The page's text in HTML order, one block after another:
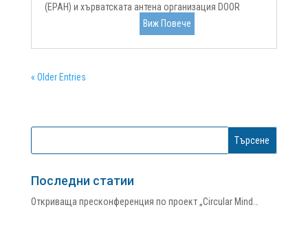
(EPAH) и хърватската антена организация DOOR
организират второ събитие за експерти в рамките на
2025 г., което ще се проведе онлайн на 30
Виж Повече
« Older Entries
Последни статии
Откриваща пресконференция по проект „Circular Mind…